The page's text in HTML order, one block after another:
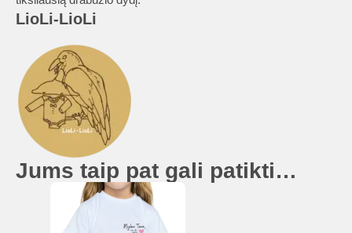
LioLi-LioLi
Jums taip pat gali patikti…